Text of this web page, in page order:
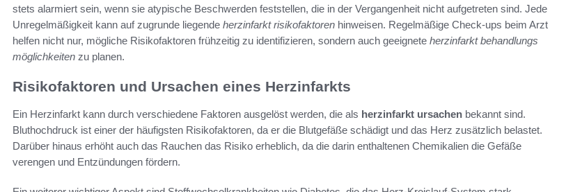
stets alarmiert sein, wenn sie atypische Beschwerden feststellen, die in der Vergangenheit nicht aufgetreten sind. Jede
Unregelmäßigkeit kann auf zugrunde liegende herzinfarkt risikofaktoren hinweisen. Regelmäßige Check-ups beim Arzt
helfen nicht nur, mögliche Risikofaktoren frühzeitig zu identifizieren, sondern auch geeignete herzinfarkt behandlungs
möglichkeiten zu planen.
Risikofaktoren und Ursachen eines Herzinfarkts
Ein Herzinfarkt kann durch verschiedene Faktoren ausgelöst werden, die als herzinfarkt ursachen bekannt sind.
Bluthochdruck ist einer der häufigsten Risikofaktoren, da er die Blutgefäße schädigt und das Herz zusätzlich belastet.
Darüber hinaus erhöht auch das Rauchen das Risiko erheblich, da die darin enthaltenen Chemikalien die Gefäße
verengen und Entzündungen fördern.